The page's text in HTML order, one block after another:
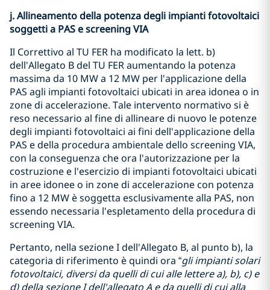
j. Allineamento della potenza degli impianti fotovoltaici
soggetti a PAS e screening VIA
Il Correttivo al TU FER ha modificato la lett. b)
dell'Allegato B del TU FER aumentando la potenza
massima da 10 MW a 12 MW per l'applicazione della
PAS agli impianti fotovoltaici ubicati in area idonea o in
zone di accelerazione. Tale intervento normativo si è
reso necessario al fine di allineare di nuovo le potenze
degli impianti fotovoltaici ai fini dell'applicazione della
PAS e della procedura ambientale dello screening VIA,
con la conseguenza che ora l'autorizzazione per la
costruzione e l'esercizio di impianti fotovoltaici ubicati
in aree idonee o in zone di accelerazione con potenza
fino a 12 MW è soggetta esclusivamente alla PAS, non
essendo necessaria l'espletamento della procedura di
screening VIA.
Pertanto, nella sezione I dell'Allegato B, al punto b), la
categoria di riferimento è quindi ora “gli impianti solari
fotovoltaici, diversi da quelli di cui alle lettere a), b), c) e
d) della sezione I dell'allegato A e da quelli di cui alla